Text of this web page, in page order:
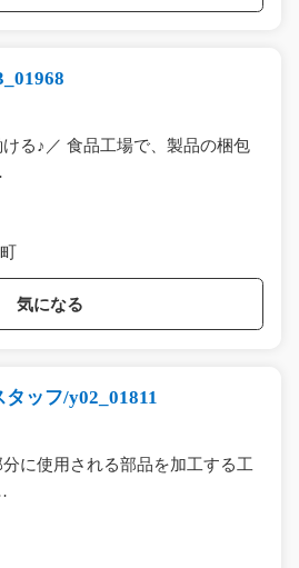
る♪／ 食品工場で、製品の梱包
気になる
ッフ/y02_01811
に使用される部品を加工する工